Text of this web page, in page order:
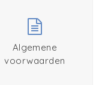
Algemene
voorwaarden